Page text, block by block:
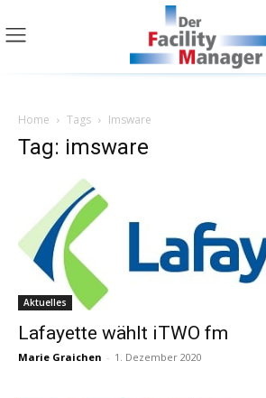
Home Tags Imsware
Tag: imsware
Aktuelles
Lafayette wählt iTWO fm
Marie Graichen - 1. Dezember 2020